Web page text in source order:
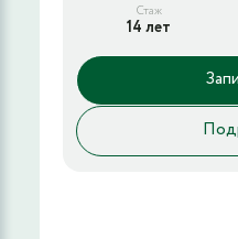
Стаж
14 лет